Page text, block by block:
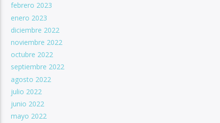
febrero 2023
enero 2023
diciembre 2022
noviembre 2022
octubre 2022
septiembre 2022
agosto 2022
julio 2022
junio 2022
mayo 2022